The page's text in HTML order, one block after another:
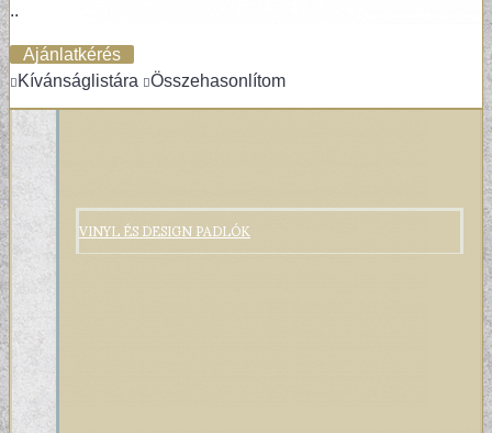
VINYL ÉS DESIGN PADLÓK
..
Ajánlatkérés
Kívánságlistára
Összehasonlítom